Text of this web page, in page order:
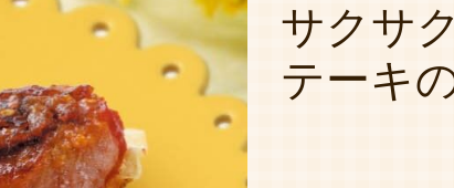
サクサ
テーキ